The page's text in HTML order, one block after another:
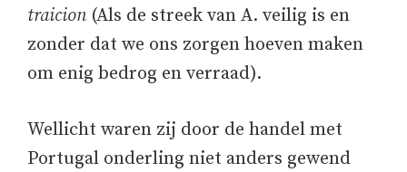
traicion (Als de streek van A. veilig is en
zonder dat we ons zorgen hoeven maken
om enig bedrog en verraad).
Wellicht waren zij door de handel met
Portugal onderling niet anders gewend